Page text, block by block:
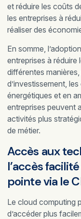
et réduire les coûts
les entreprises à
réaliser des
En somme,
entreprises à réduire
différentes
d’investissement,
énergétiques et en
entreprises peuvent
activités plus
de métier.
Accès aux
l’accès
pointe via le
Le cloud computing
d’accéder plus